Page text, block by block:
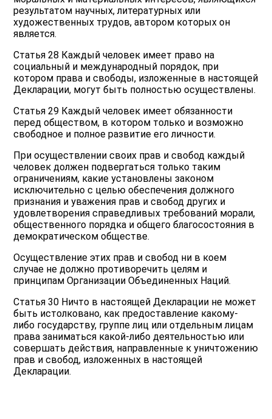
результатом научных, литературных или
художественных трудов, автором которых он
является.
Статья 28 Каждый человек имеет право на
социальный и международный порядок, при
котором права и свободы, изложенные в настоящей
Декларации, могут быть полностью осуществлены.
Статья 29 Каждый человек имеет обязанности
перед обществом, в котором только и возможно
свободное и полное развитие его личности.
При осуществлении своих прав и свобод каждый
человек должен подвергаться только таким
ограничениям, какие установлены законом
исключительно с целью обеспечения должного
признания и уважения прав и свобод других и
удовлетворения справедливых требований морали,
общественного порядка и общего благосостояния в
демократическом обществе.
Осуществление этих прав и свобод ни в коем
случае не должно противоречить целям и
принципам Организации Объединенных Наций.
Статья 30 Ничто в настоящей Декларации не может
быть истолковано, как предоставление какому-
либо государству, группе лиц или отдельным лицам
права заниматься какой-либо деятельностью или
совершать действия, направленные к уничтожению
прав и свобод, изложенных в настоящей
Декларации.